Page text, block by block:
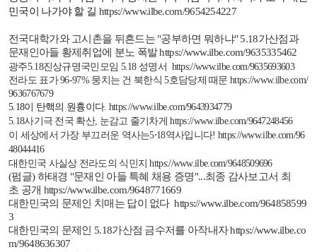
민국이 나가야 할 길 https://www.ilbe.com/9654254227
전국대학가와 고시촌을 뒤흔드는"공부하면 뭐하냐" 5.18가산점과
문재인아들 황제취업에 분노 폭발 https://www.ilbe.com/9635335462
광주5.18진상규명국민모임 5.18 성명서 https://www.ilbe.com/9635693603
전라도 표가 96-97% 뭉치는 건 북한식 5호담당제 때문 https://www.ilbe.com/
9636767679
5.18이 탄핵의 원흉이다. https://www.ilbe.com/9643934779
5.18사기극 전국 확산, 눈감고 줄기차게 https://www.ilbe.com/9647248456
이 세상에서 가장 부끄러운 역사는5⋅18역사입니다! https://www.ilbe.com/96
48044416
대한민국 사실상 전라도의 식민지 https://www.ilbe.com/9648509696
(펌글)하태경 "문재인 아들 특혜 채용 증명"...최종 감사보고서 최
초 공개 https://www.ilbe.com/9648771669
대한민국의 문제인 치매는 답이 없다 https://www.ilbe.com/964858599
3
대한민국의 문제인
5.18가산점 금수저를 아작내자 https://www.ilbe.co
m/9648636307